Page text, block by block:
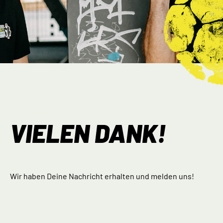
VIELEN DANK!
Wir haben Deine Nachricht erhalten und melden uns!